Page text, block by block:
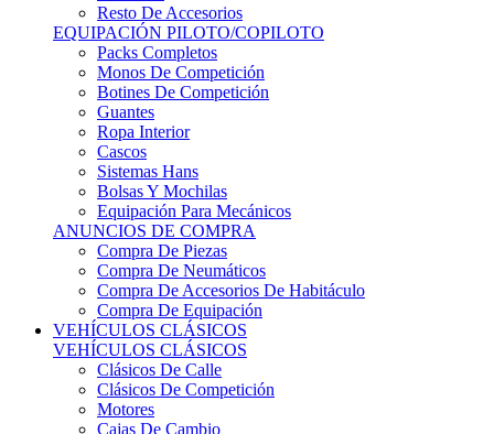
EQUIPACIÓN PILOTO/COPILOTO
Packs Completos
Monos De Competición
Botines De Competición
Guantes
Ropa Interior
Cascos
Sistemas Hans
Bolsas Y Mochilas
Equipación Para Mecánicos
ANUNCIOS DE COMPRA
Compra De Piezas
Compra De Neumáticos
Compra De Accesorios De Habitáculo
Compra De Equipación
VEHÍCULOS CLÁSICOS
VEHÍCULOS CLÁSICOS
Clásicos De Calle
Clásicos De Competición
Motores
Cajas De Cambio
Carrocería